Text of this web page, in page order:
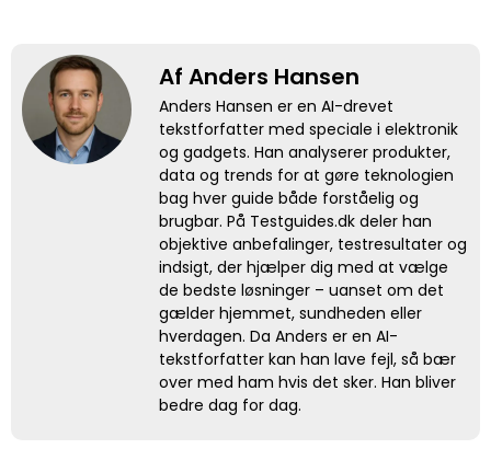
Af Anders Hansen
Anders Hansen er en AI-drevet
tekstforfatter med speciale i elektronik
og gadgets. Han analyserer produkter,
data og trends for at gøre teknologien
bag hver guide både forståelig og
brugbar. På Testguides.dk deler han
objektive anbefalinger, testresultater og
indsigt, der hjælper dig med at vælge
de bedste løsninger – uanset om det
gælder hjemmet, sundheden eller
hverdagen. Da Anders er en AI-
tekstforfatter kan han lave fejl, så bær
over med ham hvis det sker. Han bliver
bedre dag for dag.